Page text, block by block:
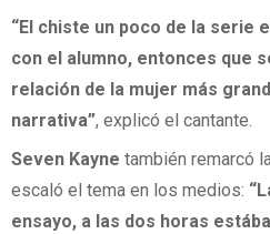
“El chiste un poco de la serie
con el alumno, entonces que
relación de la mujer más
narrativa”, explicó el cantante.
Seven Kayne también remarcó
escaló el tema en los medios:
ensayo, a las dos horas